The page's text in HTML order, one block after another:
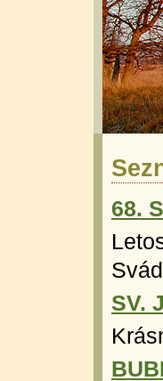
68.
SV.